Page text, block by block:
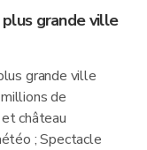
plus grande ville
grande ville
de
château
; Spectacle